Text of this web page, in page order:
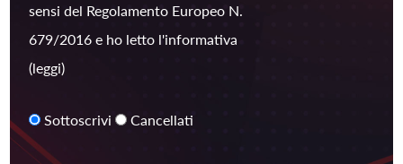
sensi del Regolamento Europeo N.
679/2016 e ho letto l'informativa
(leggi)
Sottoscrivi Cancellati